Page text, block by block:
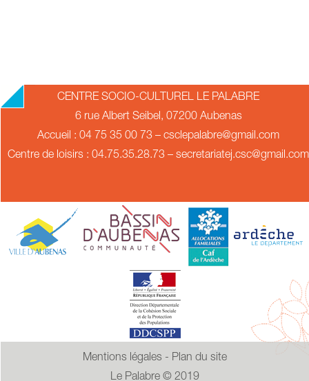
2019-
CENTRE SOCIO-CULTUREL LE PALABRE
6 rue Albert Seibel, 07200 Aubenas
Accueil : 04 75 35 00 73 – csclepalabre@gmail.com
Centre de loisirs : 04.75.35.28.73 – secretariatej.csc@gmail.com
Mentions légales - Plan du site
Le Palabre © 2019